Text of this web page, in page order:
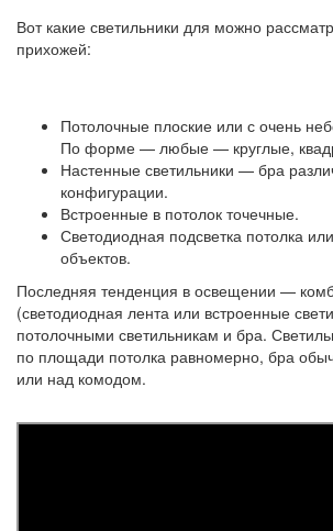
Вот какие светильники для можно
прихожей:
Потолочные плоские или с очень
По форме — любые — круглые,
Настенные светильники — бра
конфигурации.
Встроенные в потолок точечные.
Светодиодная подсветка потолка
объектов.
Последняя тенденция в освещении —
(светодиодная лента или встроенные
потолочными светильникам и бра.
по площади потолка равномерно, бра
или над комодом.